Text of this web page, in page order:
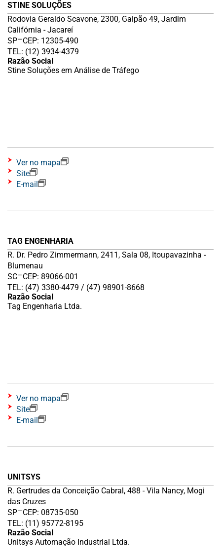
STINE SOLUÇÕES
Rodovia Geraldo Scavone, 2300, Galpão 49, Jardim
Califórnia - Jacareí
SP–CEP: 12305-490
TEL: (12) 3934-4379
Razão Social
Stine Soluções em Análise de Tráfego
Ver no mapa
Site
E-mail
TAG ENGENHARIA
R. Dr. Pedro Zimmermann, 2411, Sala 08, Itoupavazinha -
Blumenau
SC–CEP: 89066-001
TEL: (47) 3380-4479 / (47) 98901-8668
Razão Social
Tag Engenharia Ltda.
Ver no mapa
Site
E-mail
UNITSYS
R. Gertrudes da Conceição Cabral, 488 - Vila Nancy, Mogi
das Cruzes
SP–CEP: 08735-050
TEL: (11) 95772-8195
Razão Social
Unitsys Automação Industrial Ltda.